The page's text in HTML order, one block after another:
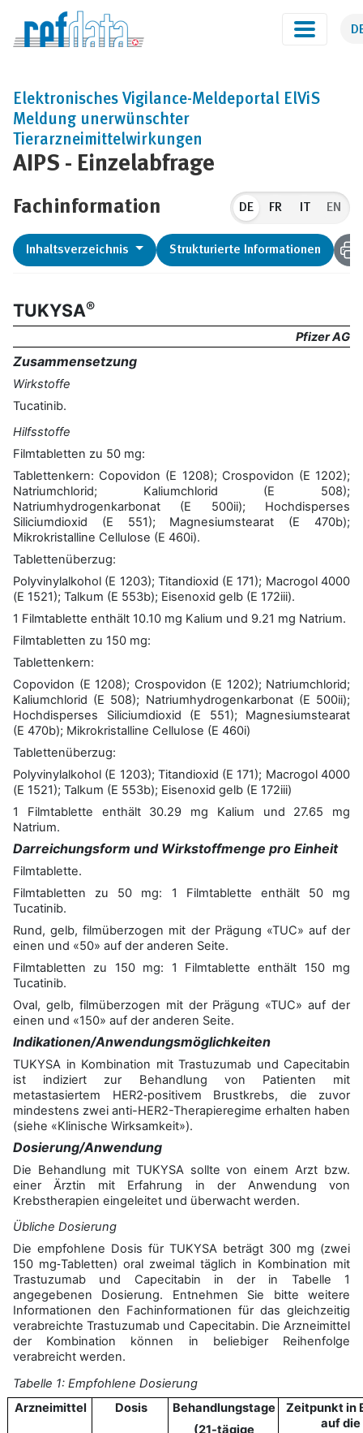
AIPS - Einzelabfrage
Elektronisches Vigilance-Meldeportal ElViS
Meldung unerwünschter
Tierarzneimittelwirkungen
Fachinformation DE EN
Inhaltsverzeichnis Strukturierte Informationen